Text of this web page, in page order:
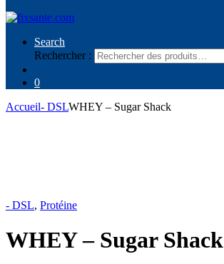
Search
Rechercher :
0
Accueil- DSLWHEY – Sugar Shack
- DSL, Protéine
WHEY – Sugar Shack